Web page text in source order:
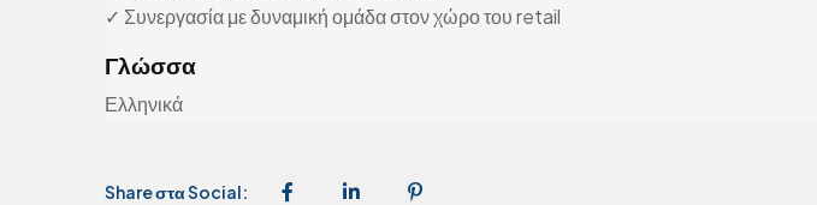
✓ Συνεργασία με δυναμική ομάδα στον χώρο του retail
Γλώσσα
Ελληνικά
Share στα Social: